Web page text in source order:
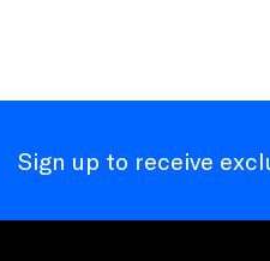
Sign up to receive